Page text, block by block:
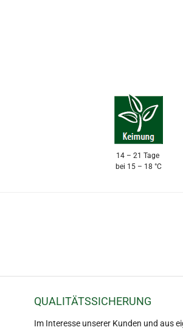
14 – 21 Tage
bei 15 – 18 °C
QUALITÄTSSICHERUNG
Im Interesse unserer Kunden und aus